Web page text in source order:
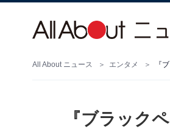
All About ニュース エンタメ 『
『ブラック